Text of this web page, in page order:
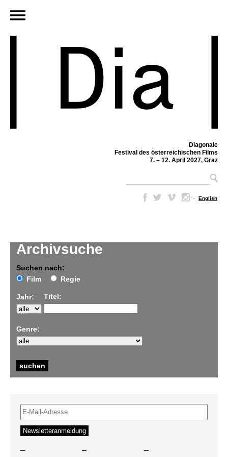
Diagonale
Festival des österreichischen Films
7. – 12. April 2027, Graz
– English
Archivsuche
Suchen nach:
Film
Regie
Jahr: Titel:
Genre:
– – –